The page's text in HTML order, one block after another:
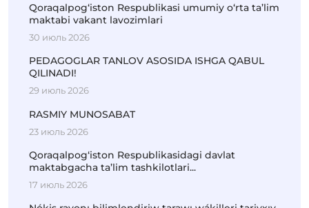
Qoraqalpog‘iston Respublikasi umumiy o‘rta ta’lim
maktabi vakant lavozimlari
30 июль 2026
PEDAGOGLAR TANLOV ASOSIDA ISHGA QABUL
QILINADI!
29 июль 2026
RASMIY MUNOSABAT
23 июль 2026
Qoraqalpog‘iston Respublikasidagi davlat
maktabgacha ta’lim tashkilotlari...
17 июль 2026